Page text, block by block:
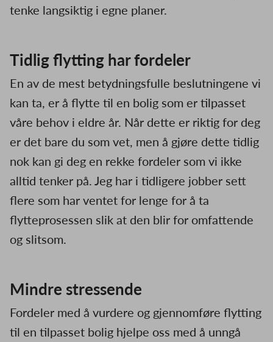
tenke langsiktig i egne planer.
Tidlig flytting har fordeler
En av de mest betydningsfulle beslutningene vi
kan ta, er å flytte til en bolig som er tilpasset
våre behov i eldre år. Når dette er riktig for deg
er det bare du som vet, men å gjøre dette tidlig
nok kan gi deg en rekke fordeler som vi ikke
alltid tenker på. Jeg har i tidligere jobber sett
flere som har ventet for lenge for å ta
flytteprosessen slik at den blir for omfattende
og slitsom.
Mindre stressende
Fordeler med å vurdere og gjennomføre flytting
til en tilpasset bolig hjelpe oss med å unngå